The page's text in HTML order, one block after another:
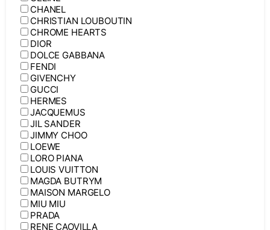
CHANEL
CHRISTIAN LOUBOUTIN
CHROME HEARTS
DIOR
DOLCE GABBANA
FENDI
GIVENCHY
GUCCI
HERMES
JACQUEMUS
JIL SANDER
JIMMY CHOO
LOEWE
LORO PIANA
LOUIS VUITTON
MAGDA BUTRYM
MAISON MARGELO
MIU MIU
PRADA
RENE CAOVILLA